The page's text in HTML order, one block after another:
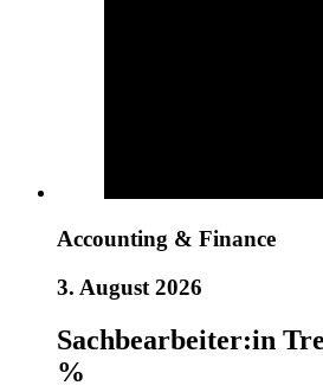
Accounting & Finance
3. August 2026
Sachbearbeiter:in
%